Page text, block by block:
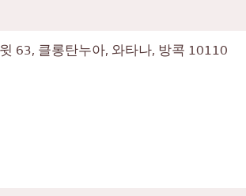
63, 클롱탄누아, 와타나, 방콕 10110